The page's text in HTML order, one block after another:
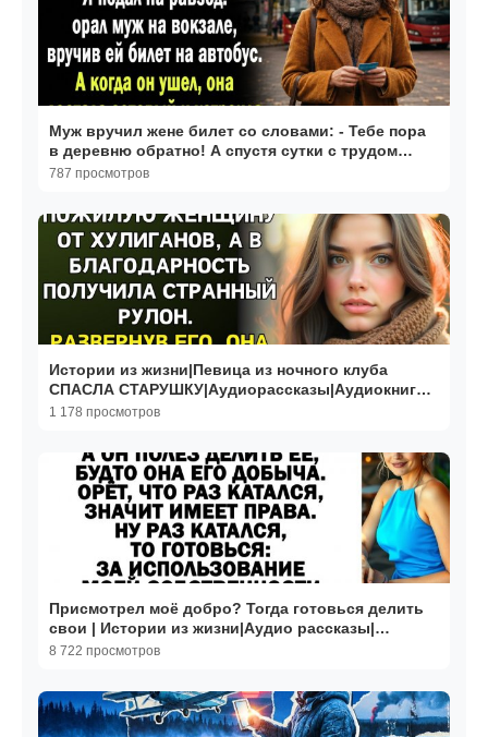
Муж вручил жене билет со словами: - Тебе пора
в деревню обратно! А спустя сутки с трудом
верил в
787 просмотров
Истории из жизни|Певица из ночного клуба
СПАСЛА СТАРУШКУ|Аудиорассказы|Аудиокниги|
Реальные истории
1 178 просмотров
Присмотрел моё добро? Тогда готовься делить
свои | Истории из жизни|Аудио рассказы|
Жизненные истории
8 722 просмотров